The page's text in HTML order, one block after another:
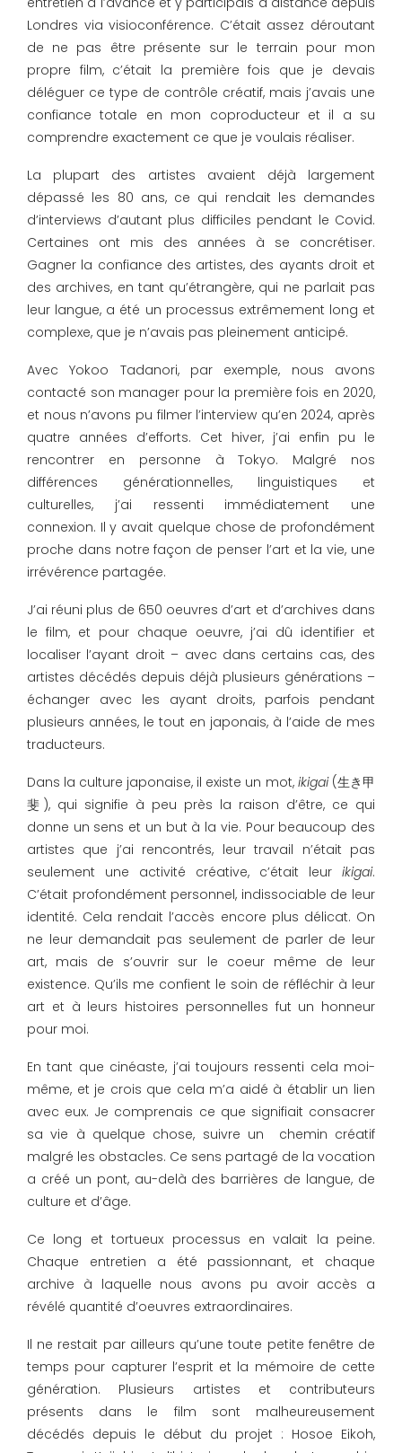
Londres via visioconférence. C’était assez déroutant
de ne pas être présente sur le terrain pour mon
propre film, c’était la première fois que je devais
déléguer ce type de contrôle créatif, mais j’avais une
confiance totale en mon coproducteur et il a su
comprendre exactement ce que je voulais réaliser.
La plupart des artistes avaient déjà largement
dépassé les 80 ans, ce qui rendait les demandes
d’interviews d’autant plus difficiles pendant le Covid.
Certaines ont mis des années à se concrétiser.
Gagner la confiance des artistes, des ayants droit et
des archives, en tant qu’étrangère, qui ne parlait pas
leur langue, a été un processus extrêmement long et
complexe, que je n’avais pas pleinement anticipé.
Avec Yokoo Tadanori, par exemple, nous avons
contacté son manager pour la première fois en 2020,
et nous n’avons pu filmer l’interview qu’en 2024, après
quatre années d’efforts. Cet hiver, j’ai enfin pu le
rencontrer en personne à Tokyo. Malgré nos
différences générationnelles, linguistiques et
culturelles, j’ai ressenti immédiatement une
connexion. Il y avait quelque chose de profondément
proche dans notre façon de penser l’art et la vie, une
irrévérence partagée.
J’ai réuni plus de 650 oeuvres d’art et d’archives dans
le film, et pour chaque oeuvre, j’ai dû identifier et
localiser l’ayant droit – avec dans certains cas, des
artistes décédés depuis déjà plusieurs générations –
échanger avec les ayant droits, parfois pendant
plusieurs années, le tout en japonais, à l’aide de mes
traducteurs.
Dans la culture japonaise, il existe un mot, ikigai (生き甲
斐), qui signifie à peu près la raison d’être, ce qui
donne un sens et un but à la vie. Pour beaucoup des
artistes que j’ai rencontrés, leur travail n’était pas
seulement une activité créative, c’était leur ikigai.
C’était profondément personnel, indissociable de leur
identité. Cela rendait l’accès encore plus délicat. On
ne leur demandait pas seulement de parler de leur
art, mais de s’ouvrir sur le coeur même de leur
existence. Qu’ils me confient le soin de réfléchir à leur
art et à leurs histoires personnelles fut un honneur
pour moi.
En tant que cinéaste, j’ai toujours ressenti cela moi-
même, et je crois que cela m’a aidé à établir un lien
avec eux. Je comprenais ce que signifiait consacrer
sa vie à quelque chose, suivre un chemin créatif
malgré les obstacles. Ce sens partagé de la vocation
a créé un pont, au-delà des barrières de langue, de
culture et d’âge.
Ce long et tortueux processus en valait la peine.
Chaque entretien a été passionnant, et chaque
archive à laquelle nous avons pu avoir accès a
révélé quantité d’oeuvres extraordinaires.
Il ne restait par ailleurs qu’une toute petite fenêtre de
temps pour capturer l’esprit et la mémoire de cette
génération. Plusieurs artistes et contributeurs
présents dans le film sont malheureusement
décédés depuis le début du projet : Hosoe Eikoh,